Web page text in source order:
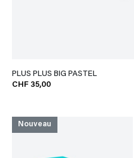
PLUS PLUS BIG PASTEL
CHF 35,00
Nouveau